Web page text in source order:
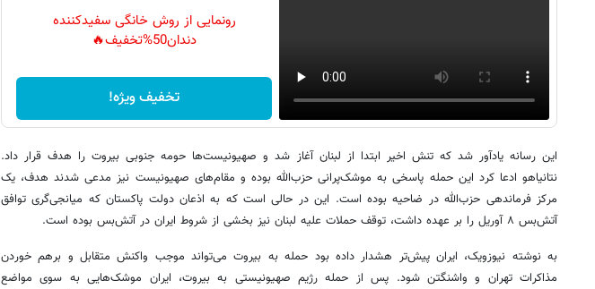
رونمایی از روش خانگی سفیدکننده
دندان50%تخفیف🔥
تخفیف ویژه!
این رسانه یادآور شد که تنش اخیر ابتدا از لبنان آغاز شد و صهیونیست‌ها حومه جنوبی بیروت را هدف قرار داد.
نتانیاهو ادعا کرد این حمله پاسخی به موشک‌پرانی حزب‌الله بوده و مقام‌های صهیونیست نیز مدعی شدند هدف، یک
مرکز فرماندهی حزب‌الله در ضاحیه بوده است. این در حالی است که به اذعان دولت پاکستان که میانجی‌گری توافق
آتش‌بس ۸ آوریل را بر عهده داشت، توقف حملات علیه لبنان نیز بخشی از شروط ایران در آتش‌بس بوده است.
به نوشته نیوزویک، ایران پیش‌تر هشدار داده بود حمله به بیروت می‌تواند موجب واکنش متقابل و برهم خوردن
مذاکرات تهران و واشنگتن شود. پس از حمله رژیم صهیونیستی به بیروت، ایران موشک‌هایی به سوی مواضع